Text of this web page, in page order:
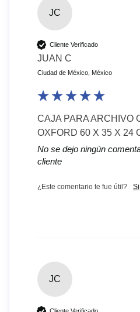
JC
Cliente Verificado
JUAN C
Ciudad de México, México
CAJA PARA ARCHIVO
OXFORD 60 X 35 X 24
No se dejo ningún
cliente
¿Este comentario te fue útil? Si
JC